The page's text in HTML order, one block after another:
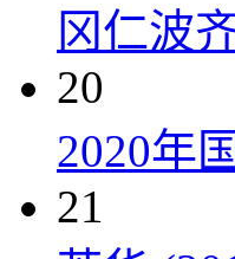
冈仁波
20
2020年
21